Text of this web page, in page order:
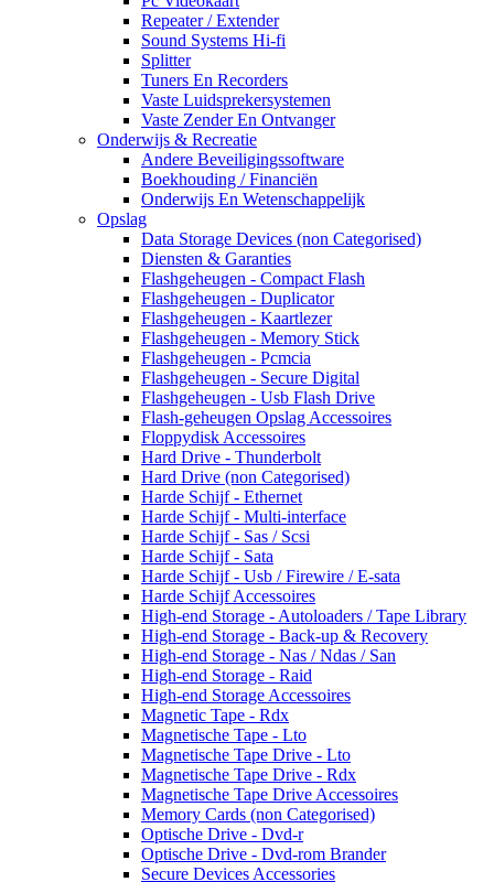
Repeater / Extender
Sound Systems Hi-fi
Splitter
Tuners En Recorders
Vaste Luidsprekersystemen
Vaste Zender En Ontvanger
Onderwijs & Recreatie
Andere Beveiligingssoftware
Boekhouding / Financiën
Onderwijs En Wetenschappelijk
Opslag
Data Storage Devices (non Categorised)
Diensten & Garanties
Flashgeheugen - Compact Flash
Flashgeheugen - Duplicator
Flashgeheugen - Kaartlezer
Flashgeheugen - Memory Stick
Flashgeheugen - Pcmcia
Flashgeheugen - Secure Digital
Flashgeheugen - Usb Flash Drive
Flash-geheugen Opslag Accessoires
Floppydisk Accessoires
Hard Drive - Thunderbolt
Hard Drive (non Categorised)
Harde Schijf - Ethernet
Harde Schijf - Multi-interface
Harde Schijf - Sas / Scsi
Harde Schijf - Sata
Harde Schijf - Usb / Firewire / E-sata
Harde Schijf Accessoires
High-end Storage - Autoloaders / Tape Library
High-end Storage - Back-up & Recovery
High-end Storage - Nas / Ndas / San
High-end Storage - Raid
High-end Storage Accessoires
Magnetic Tape - Rdx
Magnetische Tape - Lto
Magnetische Tape Drive - Lto
Magnetische Tape Drive - Rdx
Magnetische Tape Drive Accessoires
Memory Cards (non Categorised)
Optische Drive - Dvd-r
Optische Drive - Dvd-rom Brander
Secure Devices Accessories